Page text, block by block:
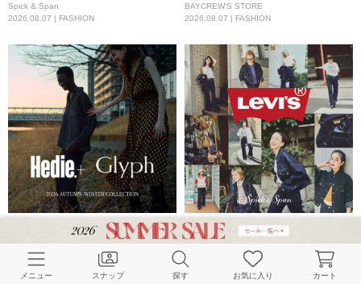
Spick & Span
2026.08.07 | FASHION
BAYCREW'S STORE
2026.08.07 | FASHION
Glyph Hedie.+ 2026 AUTUMN
WINTER COLLECTION
BAYCREW'S STORE
2026.08.05 | FASHION
My Levi’s(R) , My Standard
Spick & Span
2026.08.01 | FASHION
メニュー スナップ 探す お気に入り カート